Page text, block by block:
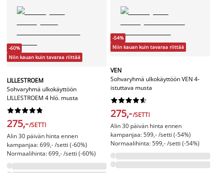
-60%
Niin kauan kuin tavaraa riittää
LILLESTROEM
Sohvaryhmä ulkokäyttöön
LILLESTROEM 4 hlö. musta






275,-/SETTI
Alin 30 päivän hinta ennen
kampanjaa: 699,- /setti (-60%)
Normaalihinta: 699,- /setti (-60%)
-54%
Niin kauan kuin tavaraa riittää
VEN
Sohvaryhmä ulkokäyttöön VEN 4-
istuttava musta






275,-/SETTI
Alin 30 päivän hinta ennen
kampanjaa: 599,- /setti (-54%)
Normaalihinta: 599,- /setti (-54%)